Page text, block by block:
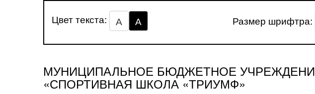
Цвет текста: А А Размер шрифтра:
МУНИЦИПАЛЬНОЕ БЮДЖЕТНОЕ
«СПОРТИВНАЯ ШКОЛА «ТРИУМФ»